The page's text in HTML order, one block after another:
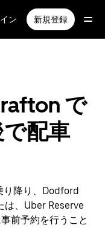
ン 新規登録
で
配車
り降り、Dodford
、Uber Reserve
前予約を行うこと